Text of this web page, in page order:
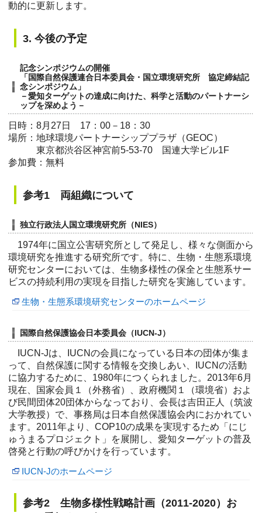
動的に更新します。
3. 今後の予定
記念シンポジウムの開催
「国際自然保護連合日本委員会・国立環境研究所 協定締結記
念シンポジウム」
－愛知ターゲットの達成に向けた、科学と活動のパートナーシ
ップを深めよう－
日時：8月27日 17：00－18：30
場所：地球環境パートナーシッププラザ（GEOC）
東京都渋谷区神宮前5-53-70 国連大学ビル1F
参加費：無料
参考1 両組織について
独立行政法人国立環境研究所（NIES）
1974年に国立公害研究所として発足し、様々な側面から
環境研究を推進する研究所です。特に、生物・生態系環境
研究センターにおいては、生物多様性の保全と生態系サー
ビスの持続利用の実現を目指した研究を実施しています。
生物・生態系環境研究センターのホームページ
国際自然保護協会日本委員会（IUCN-J）
IUCN-Jは、IUCNの会員になっている日本の団体が集ま
って、自然保護に関する情報を交換しあい、IUCNの活動
に協力するために、1980年につくられました。2013年6月
現在、国家会員１（外務省）、政府機関１（環境省）およ
び民間団体20団体からなっており、会長は吉田正人（筑波
大学教授）で、事務局は日本自然保護協会内におかれてい
ます。2011年より、COP10の成果を実現するため「にじ
ゅうまるプロジェクト」を展開し、愛知ターゲットの普及
啓発と行動の呼びかけを行っています。
IUCN-Jのホームページ
参考2 生物多様性戦略計画（2011-2020）お